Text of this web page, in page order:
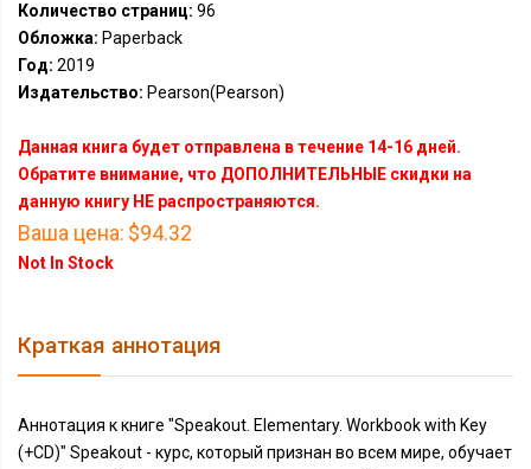
Количество страниц: 96
Обложка: Paperback
Год: 2019
Издательство: Pearson(Pearson)
Данная книга будет отправлена в течение 14-16 дней.
Обратите внимание, что ДОПОЛНИТЕЛЬНЫЕ скидки на
данную книгу НЕ распространяются.
Ваша цена: $94.32
Not In Stock
Краткая аннотация
Аннотация к книге "Speakout. Elementary. Workbook with Key
(+CD)" Speakout - курс, который признан во всем мире, обучает